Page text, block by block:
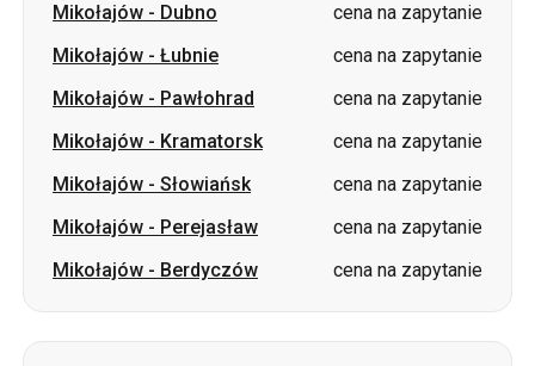
Mikołajów - Dubno
cena na zapytanie
Mikołajów - Łubnie
cena na zapytanie
Mikołajów - Pawłohrad
cena na zapytanie
Mikołajów - Kramatorsk
cena na zapytanie
Mikołajów - Słowiańsk
cena na zapytanie
Mikołajów - Perejasław
cena na zapytanie
Mikołajów - Berdyczów cena na zapytanie